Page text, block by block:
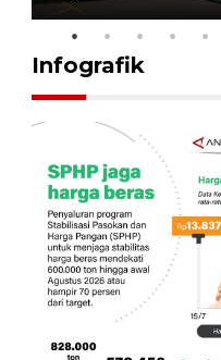
Infografik